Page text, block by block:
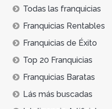
Todas las franquicias
Franquicias Rentables
Franquicias de Éxito
Top 20 Franquicias
Franquicias Baratas
Lás más buscadas